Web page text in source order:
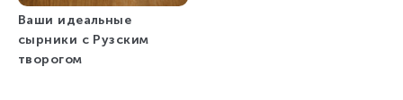
Ваши идеальные
сырники с Рузским
творогом